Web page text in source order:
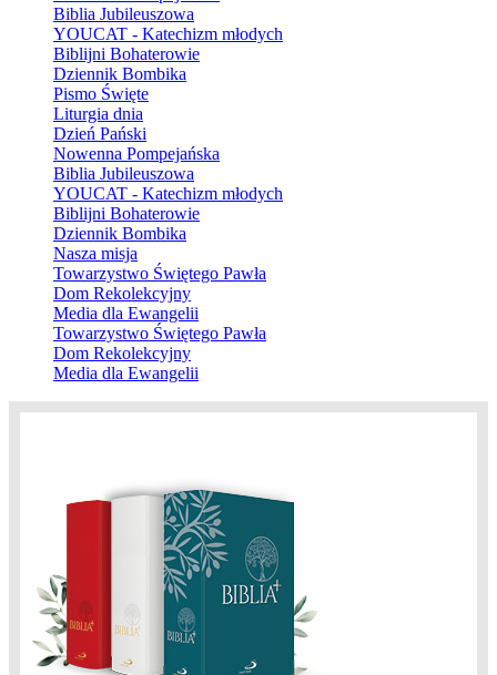
Biblia Jubileuszowa
YOUCAT - Katechizm młodych
Biblijni Bohaterowie
Dziennik Bombika
Pismo Święte
Liturgia dnia
Dzień Pański
Nowenna Pompejańska
Biblia Jubileuszowa
YOUCAT - Katechizm młodych
Biblijni Bohaterowie
Dziennik Bombika
Nasza misja
Towarzystwo Świętego Pawła
Dom Rekolekcyjny
Media dla Ewangelii
Towarzystwo Świętego Pawła
Dom Rekolekcyjny
Media dla Ewangelii